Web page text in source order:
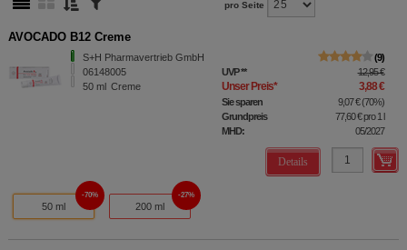
pro Seite
AVOCADO B12 Creme
S+H Pharmavertrieb GmbH
06148005
50 ml Creme
9
UVP** 12,95 €
Unser Preis* 3,88 €
Sie sparen 9,07 €(70%)
Grundpreis
77,60 €pro 1 l
MHD:
05/2027
Details
50 ml
70%
200 ml
27%